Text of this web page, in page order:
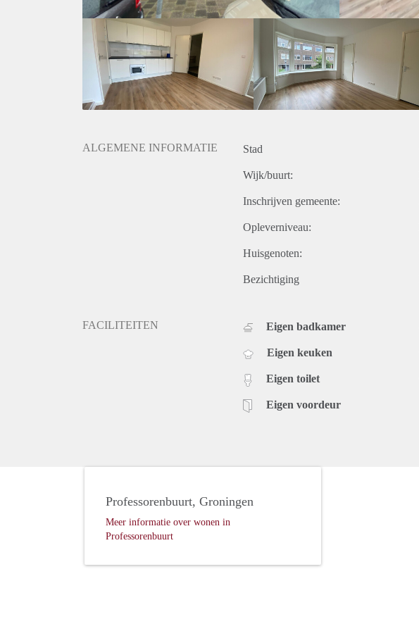
ALGEMENE INFORMATIE Stad
Wijk/buurt:
Inschrijven gemeente:
Opleverniveau:
Huisgenoten:
Bezichtiging
FACILITEITEN Eigen badkamer
Eigen keuken
Eigen toilet
Eigen voordeur
Professorenbuurt, Groningen
Meer informatie over wonen in
Professorenbuurt